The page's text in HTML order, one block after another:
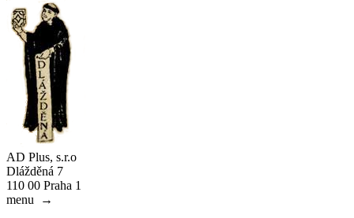
AD Plus, s.r.o
Dlážděná 7
110 00 Praha 1
menu
→